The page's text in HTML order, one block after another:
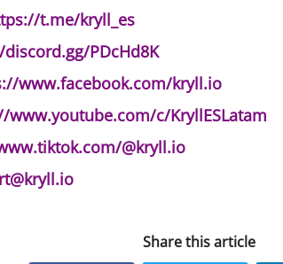
t.me/kryll_es
PDcHd8K
www.facebook.com/kryll.io
www.youtube.com/c/KryllESLatam
@kryll.io
Share this article